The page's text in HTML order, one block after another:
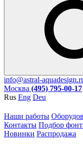
info@astral-
Москва (495) 795-00-17
Rus Eng Deu
Наши работы
Контакты Подбор
Новинки Распродажа